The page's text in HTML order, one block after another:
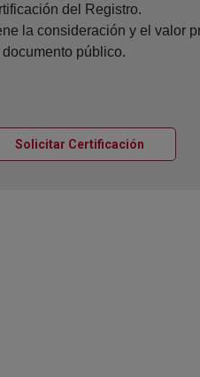
del Registro.
la consideración y el valor
documento público.
Solicitar Certificación